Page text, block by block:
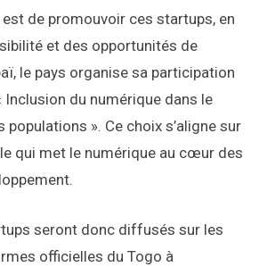
est de promouvoir ces startups, en
et des opportunités de
le pays organise sa participation
Inclusion du numérique dans le
populations ». Ce choix s’aligne sur
qui met le numérique au cœur des
seront donc diffusés sur les
officielles du Togo à